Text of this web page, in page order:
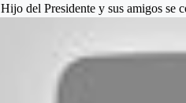
Hijo del Presidente y sus amigos se